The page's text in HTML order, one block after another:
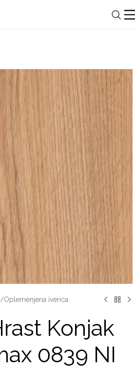
/Oplemenjena iverica
Konjak
0839 NI